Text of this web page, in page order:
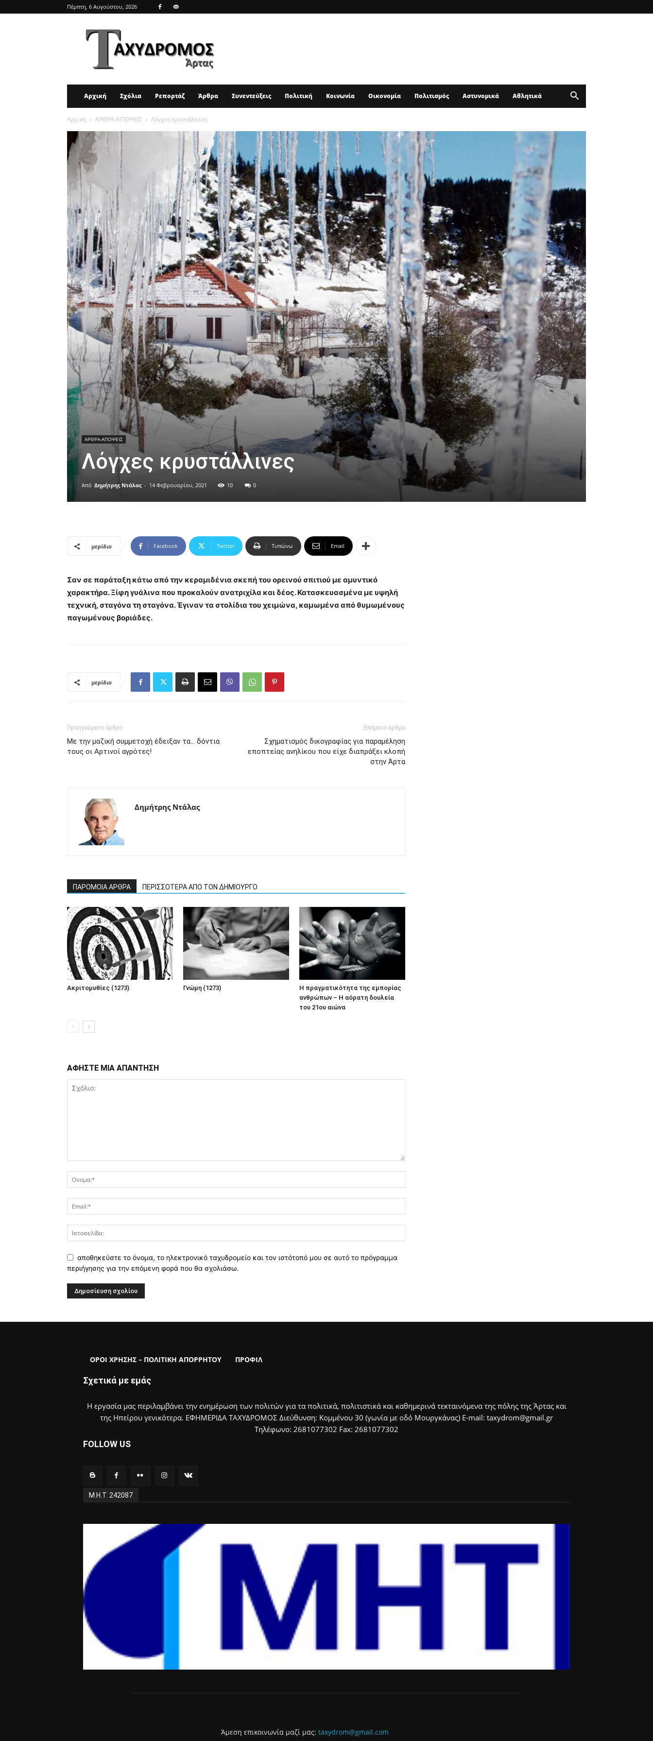
Πέμπτη, 6 Αυγούστου, 2026
ΤΑΧΥΔΡΟΜΟΣ
Αρχική Σχόλια Ρεπορτάζ Άρθρα Συνεντεύξεις Πολιτική Κοινωνία Οικονομία Πολιτισμός Αστυνομικά Αθλητικά
Αρχική ΑΡΘΡΑ-ΑΠΟΨΕΙΣ Λόγχες κρυστάλλινες
ΑΡΘΡΑ-ΑΠΟΨΕΙΣ
Λόγχες κρυστάλλινες
Από Δημήτρης Ντάλας - 14 Φεβρουαρίου, 2021 10 0
μερίδιο Facebook Twitter Τυπώνω Email
Σαν σε παράταξη κάτω από την κεραμιδένια σκεπή του ορεινού σπιτιού με αμυντικό
χαρακτήρα. Ξίφη γυάλινα που προκαλούν ανατριχίλα και δέος. Κατασκευασμένα με υψηλή
τεχνική, σταγόνα τη σταγόνα. Έγιναν τα στολίδια του χειμώνα, καμωμένα από θυμωμένους
παγωμένους βοριάδες.
μερίδιο
Προηγούμενο άρθρο
Με την μαζική συμμετοχή έδειξαν τα… δόντια
τους οι Αρτινοί αγρότες!
Επόμενο άρθρο
Σχηματισμός δικογραφίας για παραμέληση
εποπτείας ανηλίκου που είχε διαπράξει κλοπή
στην Άρτα
Δημήτρης Ντάλας
ΠΑΡΟΜΟΙΑ ΑΡΘΡΑ ΠΕΡΙΣΣΟΤΕΡΑ ΑΠΟ ΤΟΝ ΔΗΜΙΟΥΡΓΟ
Ακριτομυθίες (1273) Γνώμη (1273)
Η πραγματικότητα της εμπορίας
ανθρώπων – Η αόρατη δουλεία
του 21ου αιώνα
ΑΦΗΣΤΕ ΜΙΑ ΑΠΑΝΤΗΣΗ
αποθηκεύστε το όνομα, το ηλεκτρονικό ταχυδρομείο και τον ιστότοπό μου σε αυτό το πρόγραμμα
περιήγησης για την επόμενη φορά που θα σχολιάσω.
ΟΡΟΙ ΧΡΗΣΗΣ – ΠΟΛΙΤΙΚΗ ΑΠΟΡΡΗΤΟΥ ΠΡΟΦΙΛ
Σχετικά με εμάς
Η εργασία μας περιλαμβάνει την ενημέρωση των πολιτών για τα πολιτικά, πολιτιστικά και καθημερινά τεκταινόμενα της πόλης της Άρτας και
της Ηπείρου γενικότερα. ΕΦΗΜΕΡΙΔΑ ΤΑΧΥΔΡΟΜΟΣ Διεύθυνση: Κομμένου 30 (γωνία με οδό Μουργκάνας) E-mail: taxydrom@gmail.gr
Τηλέφωνο: 2681077302 Fax: 2681077302
FOLLOW US
Μ.Η.Τ. 242087
Άμεση επικοινωνία μαζί μας: taxydrom@gmail.com